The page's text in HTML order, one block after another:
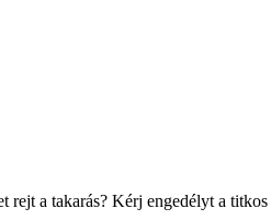
a takarás? Kérj engedélyt a